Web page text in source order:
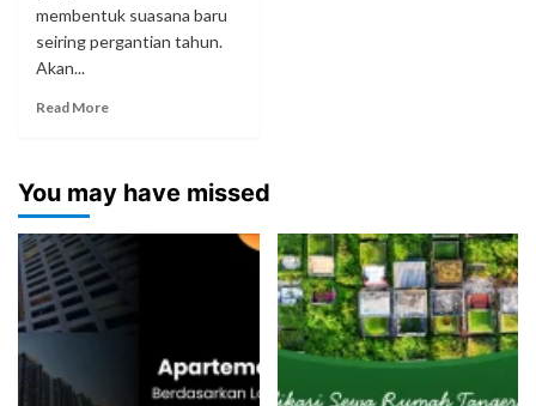
membentuk suasana baru
seiring pergantian tahun.
Akan...
Read More
You may have missed